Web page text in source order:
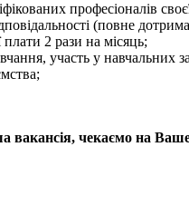
професіоналів
(повне
плати 2 рази на місяць;
участь у навчальних
вакансія, чекаємо на